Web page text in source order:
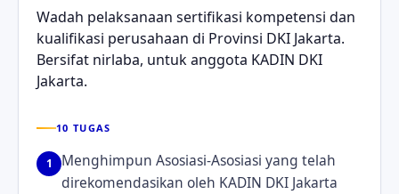
Wadah pelaksanaan sertifikasi kompetensi dan
kualifikasi perusahaan di Provinsi DKI Jakarta.
Bersifat nirlaba, untuk anggota KADIN DKI
Jakarta.
10 TUGAS
1
Menghimpun Asosiasi-Asosiasi yang telah
direkomendasikan oleh KADIN DKI Jakarta